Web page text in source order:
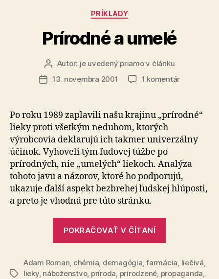
Kategórie
PRÍKLADY
Prírodné a umelé
Autor
článku
Autor: je uvedený priamo v článku
Dátum
13. novembra 2001 1 komentárna
umelé
Po roku 1989 zaplavili našu krajinu „prírodné“
lieky proti všetkým neduhom, ktorých
výrobcovia deklarujú ich takmer univerzálny
účinok. Vyhoveli tým ľudovej túžbe po
prírodných, nie „umelých“ liekoch. Analýza
tohoto javu a názorov, ktoré ho podporujú,
ukazuje ďalší aspekt bezbrehej ľudskej hlúposti,
a preto je vhodná pre túto stránku.
POKRAČOVAŤ V ČÍTANÍ
Značky
Adam Roman, chémia, demagógia,farmácia, liečivá,
lieky, náboženstvo, príroda, prirodzené, propaganda,